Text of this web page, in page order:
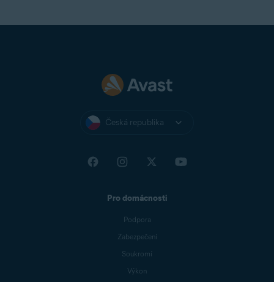
Česká republika
Pro domácnosti
Podpora
Zabezpečení
Soukromí
Výkon